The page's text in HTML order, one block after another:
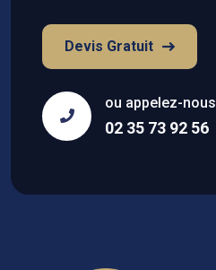
Devis Gratuit
ou appelez-nous
02 35 73 92 56